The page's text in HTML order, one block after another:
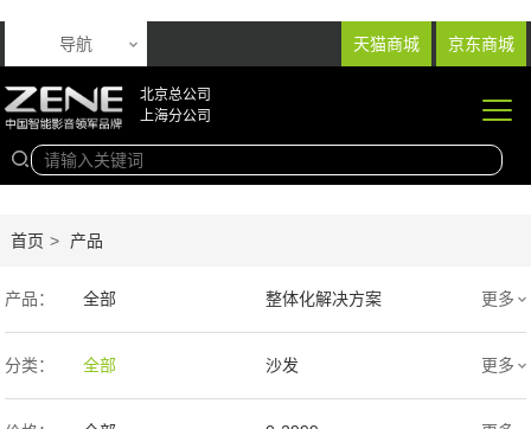
天猫商城 京东商城
导航
北京总公司
上海分公司
首页 > 产品
产品： 全部 整体化解决方案
音响产品 投影产品
更多
分类： 全部 沙发 更多